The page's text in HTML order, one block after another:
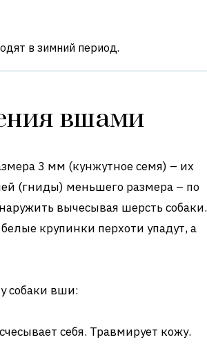
в зимний период.
вшами
3 мм (кунжутное семя) – их
(гниды) меньшего размера – по
вычесывая шерсть собаки.
крупинки перхоти упадут, а
собаки вши:
себя. Травмирует кожу.